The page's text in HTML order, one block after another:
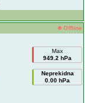
Offline
Max
949.2 hPa
Neprekidna
0.00 hPa